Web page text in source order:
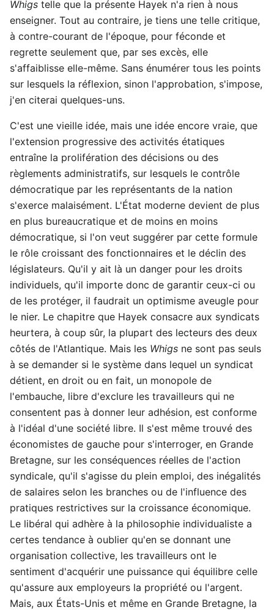
Whigs telle que la présente Hayek n'a rien à nous
enseigner. Tout au contraire, je tiens une telle critique,
à contre-courant de l'époque, pour féconde et
regrette seulement que, par ses excès, elle
s'affaiblisse elle-même. Sans énumérer tous les points
sur lesquels la réflexion, sinon l'approbation, s'impose,
j'en citerai quelques-uns.
C'est une vieille idée, mais une idée encore vraie, que
l'extension progressive des activités étatiques
entraîne la prolifération des décisions ou des
règlements administratifs, sur lesquels le contrôle
démocratique par les représentants de la nation
s'exerce malaisément. L'État moderne devient de plus
en plus bureaucratique et de moins en moins
démocratique, si l'on veut suggérer par cette formule
le rôle croissant des fonctionnaires et le déclin des
législateurs. Qu'il y ait là un danger pour les droits
individuels, qu'il importe donc de garantir ceux-ci ou
de les protéger, il faudrait un optimisme aveugle pour
le nier. Le chapitre que Hayek consacre aux syndicats
heurtera, à coup sûr, la plupart des lecteurs des deux
côtés de l'Atlantique. Mais les Whigs ne sont pas seuls
à se demander si le système dans lequel un syndicat
détient, en droit ou en fait, un monopole de
l'embauche, libre d'exclure les travailleurs qui ne
consentent pas à donner leur adhésion, est conforme
à l'idéal d'une société libre. Il s'est même trouvé des
économistes de gauche pour s'interroger, en Grande
Bretagne, sur les conséquences réelles de l'action
syndicale, qu'il s'agisse du plein emploi, des inégalités
de salaires selon les branches ou de l'influence des
pratiques restrictives sur la croissance économique.
Le libéral qui adhère à la philosophie individualiste a
certes tendance à oublier qu'en se donnant une
organisation collective, les travailleurs ont le
sentiment d'acquérir une puissance qui équilibre celle
qu'assure aux employeurs la propriété ou l'argent.
Mais, aux États-Unis et même en Grande Bretagne, la